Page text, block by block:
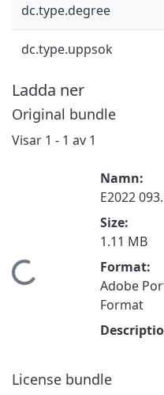
dc.type.degree
dc.type.uppsok
Ladda ner
Original bundle
Visar 1 - 1 av 1
Hämtar...
Namn:
E2022
Size:
1.11 MB
Format:
Adobe
Format
License bundle